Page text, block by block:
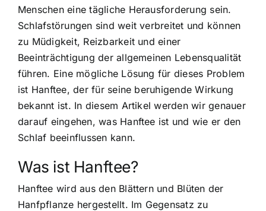
Menschen eine tägliche Herausforderung sein.
Schlafstörungen sind weit verbreitet und können
zu Müdigkeit, Reizbarkeit und einer
Beeinträchtigung der allgemeinen Lebensqualität
führen. Eine mögliche Lösung für dieses Problem
ist Hanftee, der für seine beruhigende Wirkung
bekannt ist. In diesem Artikel werden wir genauer
darauf eingehen, was Hanftee ist und wie er den
Schlaf beeinflussen kann.
Was ist Hanftee?
Hanftee wird aus den Blättern und Blüten der
Hanfpflanze hergestellt. Im Gegensatz zu